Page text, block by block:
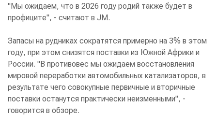
"Мы ожидаем, что в 2026 году родий также будет в
профиците", - считают в JM.
Запасы на рудниках сократятся примерно на 3% в этом
году, при этом снизятся поставки из Южной Африки и
России. "В противовес мы ожидаем восстановления
мировой переработки автомобильных катализаторов, в
результате чего совокупные первичные и вторичные
поставки останутся практически неизменными", -
говорится в обзоре.